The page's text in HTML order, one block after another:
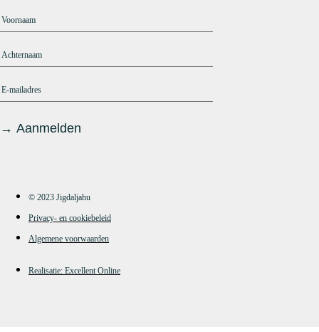
© 2023 Jigdaljahu
Privacy- en cookiebeleid
Algemene voorwaarden
Realisatie: Excellent Online